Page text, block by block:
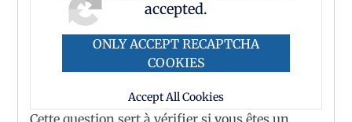
accepted.
ONLY ACCEPT RECAPTCHA
COOKIES
Accept All Cookies